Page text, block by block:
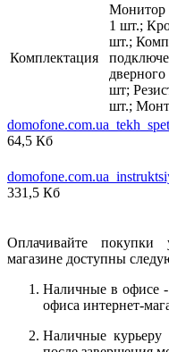
Комплектация
Монитор
1 шт.;
шт.;
шт;
шт.;
64,5 Кб
331,5 Кб
Оплачивайте
магазине доступны
Наличные в офисе -
офиса интернет-
Наличные курьеру